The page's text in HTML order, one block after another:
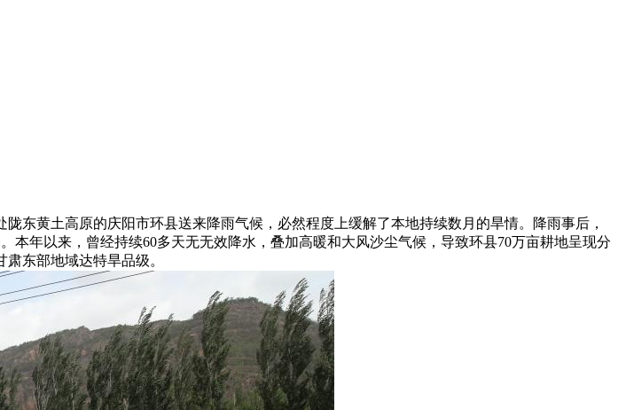
黄土高原的庆阳市环县送来降雨气候，必然程度上缓解了本地持续数月的旱情。降雨事后，
年以来，曾经持续60多天无无效降水，叠加高暖和大风沙尘气候，导致环县70万亩耕地呈现分
东部地域达特旱品级。